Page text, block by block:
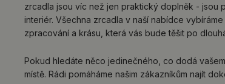
zrcadla jsou víc než jen praktický doplněk - jsou
interiér. Všechna zrcadla v naší nabídce
zpracování a krásu, která vás bude těšit po
Pokud hledáte něco jedinečného, co dodá
místě. Rádi pomáháme našim zákazníkům najít